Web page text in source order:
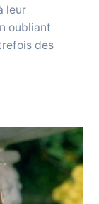
leur
oubliant
des